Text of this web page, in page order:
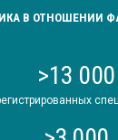
В ОТНОШЕНИИ
>13 000